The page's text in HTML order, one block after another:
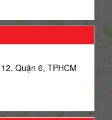
Quận 6, TPHCM